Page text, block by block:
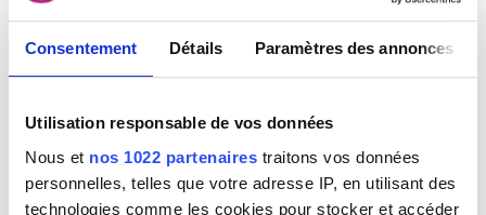
Consentement Détails Paramètres des annonces
Utilisation responsable de vos données
Nous et nos 1022 partenaires traitons vos données
personnelles, telles que votre adresse IP, en utilisant des
technologies comme les cookies pour stocker et accéder
Ferdinand Schirren